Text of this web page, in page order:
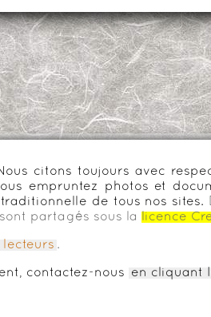
citons toujours avec
empruntez photos et
de tous nos sites.
partagés sous la
licence
lecteurs .
contactez-nous en cliquant